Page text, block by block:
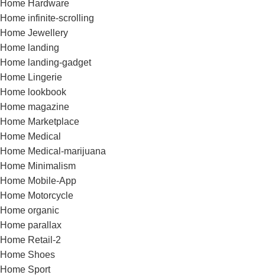
Home Hardware
Home infinite-scrolling
Home Jewellery
Home landing
Home landing-gadget
Home Lingerie
Home lookbook
Home magazine
Home Marketplace
Home Medical
Home Medical-marijuana
Home Minimalism
Home Mobile-App
Home Motorcycle
Home organic
Home parallax
Home Retail-2
Home Shoes
Home Sport